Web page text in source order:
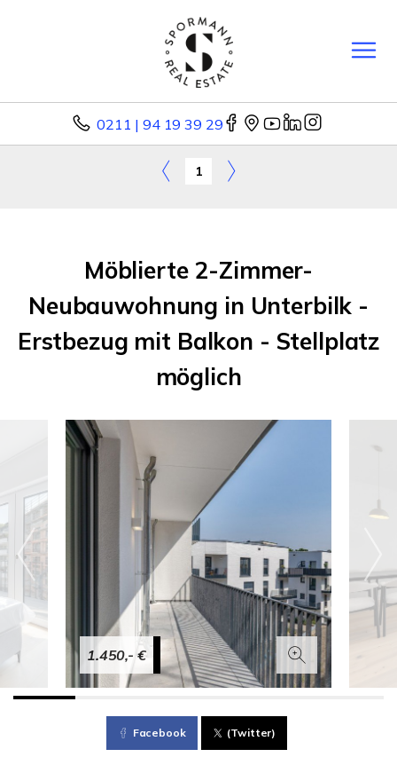
0211 | 94 19 39 29
1
Möblierte 2-Zimmer-
Neubauwohnung in Unterbilk -
Erstbezug mit Balkon - Stellplatz
möglich
1.450,- €
Facebook (Twitter)